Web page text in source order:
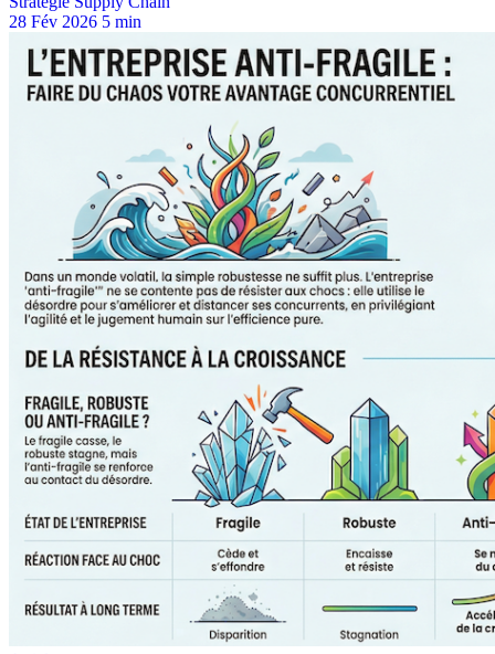
28 Fév 2026 5 min